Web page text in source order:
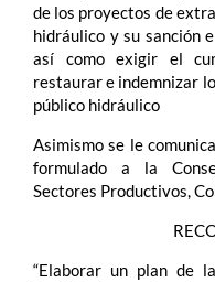
de los proyectos de
hidráulico y su sanción
así como exigir el
restaurar e indemnizar
público hidráulico
Asimismo se le
formulado a la
Sectores Productivos,
“Elaborar un plan de